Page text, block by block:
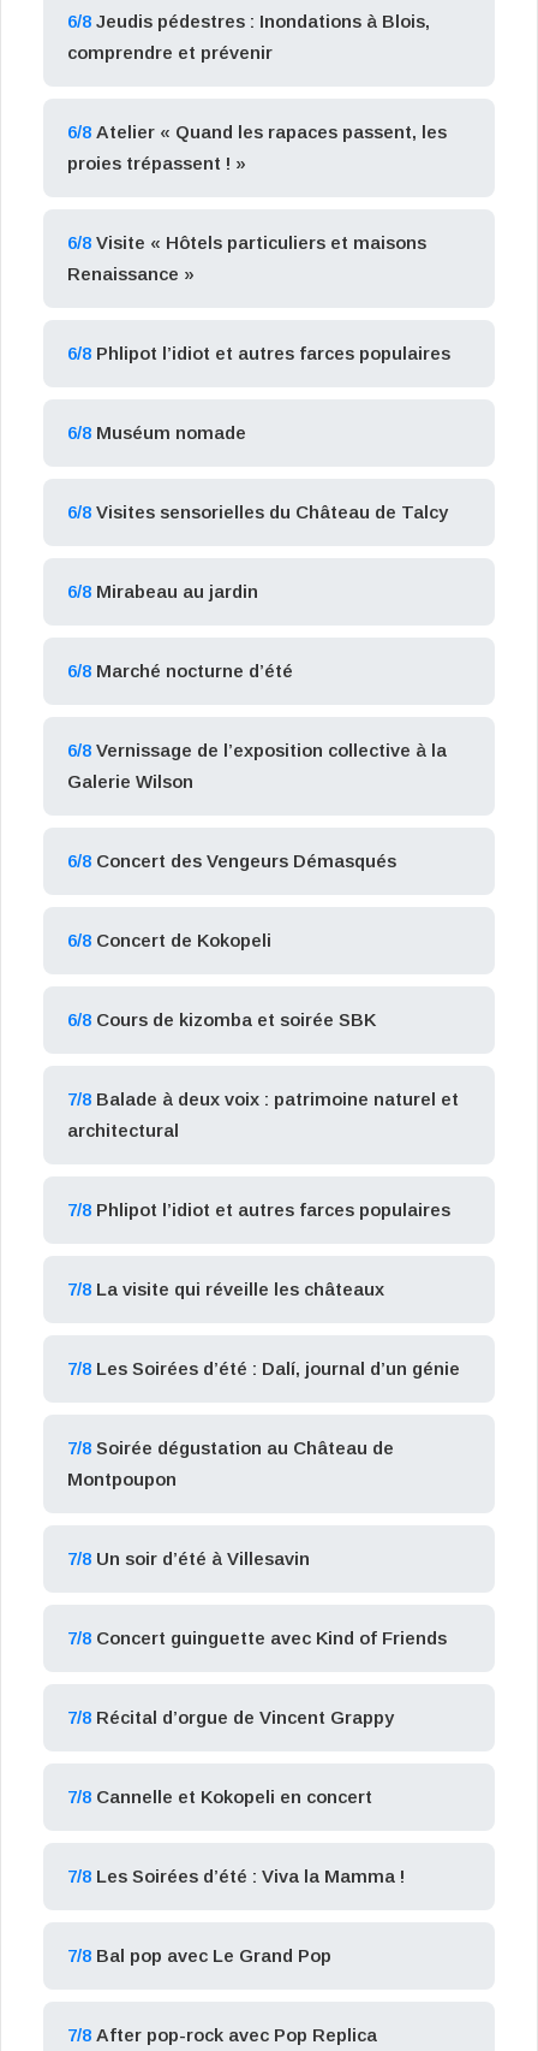
6/8 Jeudis pédestres : Inondations à Blois,
comprendre et prévenir
6/8 Atelier « Quand les rapaces passent, les
proies trépassent ! »
6/8 Visite « Hôtels particuliers et maisons
Renaissance »
6/8 Phlipot l’idiot et autres farces populaires
6/8 Muséum nomade
6/8 Visites sensorielles du Château de Talcy
6/8 Mirabeau au jardin
6/8 Marché nocturne d’été
6/8 Vernissage de l’exposition collective à la
Galerie Wilson
6/8 Concert des Vengeurs Démasqués
6/8 Concert de Kokopeli
6/8 Cours de kizomba et soirée SBK
7/8 Balade à deux voix : patrimoine naturel et
architectural
7/8 Phlipot l’idiot et autres farces populaires
7/8 La visite qui réveille les châteaux
7/8 Les Soirées d’été : Dalí, journal d’un génie
7/8 Soirée dégustation au Château de
Montpoupon
7/8 Un soir d’été à Villesavin
7/8 Concert guinguette avec Kind of Friends
7/8 Récital d’orgue de Vincent Grappy
7/8 Cannelle et Kokopeli en concert
7/8 Les Soirées d’été : Viva la Mamma !
7/8 Bal pop avec Le Grand Pop
7/8 After pop-rock avec Pop Replica